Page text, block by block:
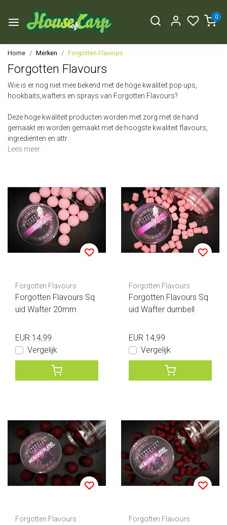
0
Home Merken Forgotten Flavours
Forgotten Flavours
Wie is er nog niet mee bekend met de hoge kwaliteit pop ups,
hookbaits,wafters en sprays van Forgotten Flavours?
Deze hoge kwaliteit producten worden met zorg met de hand
gemaakt en worden gemaakt met de hoogste kwaliteit flavours,
ingrediënten en attr
Lees meer.
Forgotten Flavours
Forgotten Flavours Sq
uid Wafter 20mm
EUR 14,99
Vergelijk
Forgotten Flavours
Forgotten Flavours Sq
uid Wafter dumbell
EUR 14,99
Vergelijk
Forgotten Flavours Forgotten Flavours